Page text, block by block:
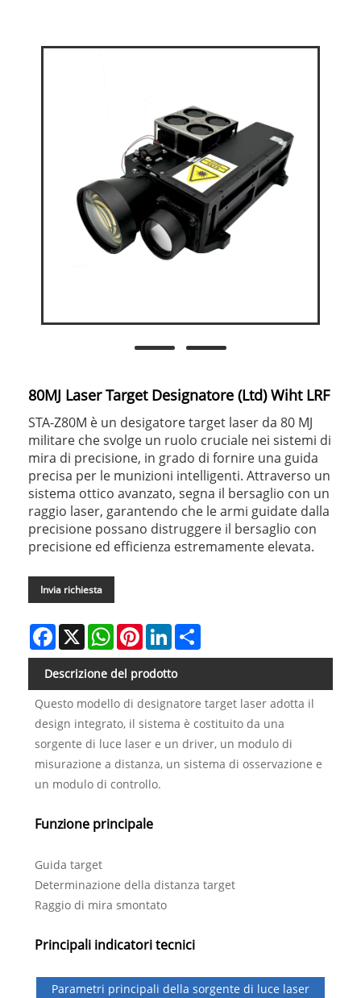
80MJ Laser Target Designatore (Ltd) Wiht LRF
STA-Z80M è un desigatore target laser da 80 MJ
militare che svolge un ruolo cruciale nei sistemi di
mira di precisione, in grado di fornire una guida
precisa per le munizioni intelligenti. Attraverso un
sistema ottico avanzato, segna il bersaglio con un
raggio laser, garantendo che le armi guidate dalla
precisione possano distruggere il bersaglio con
precisione ed efficienza estremamente elevata.
Invia richiesta
Facebook
X WhatsAppPinterestLinkedIn
Descrizione del prodotto
Questo modello di designatore target laser adotta il
design integrato, il sistema è costituito da una
sorgente di luce laser e un driver, un modulo di
misurazione a distanza, un sistema di osservazione e
un modulo di controllo.
Funzione principale
Guida target
Determinazione della distanza target
Raggio di mira smontato
Principali indicatori tecnici
Parametri principali della sorgente di luce laser